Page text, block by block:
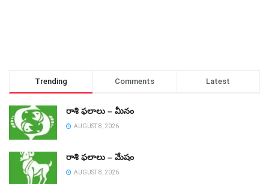
Trending Comments Latest
రాశి ఫలాలు – మీనం
AUGUST 8, 2026
రాశి ఫలాలు – మేషం
AUGUST 8, 2026